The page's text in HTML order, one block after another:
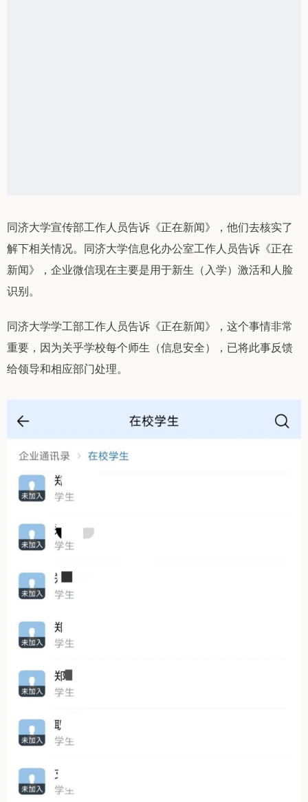
同济大学宣传部工作人员告诉《正在新闻》，他们去核实了
解下相关情况。同济大学信息化办公室工作人员告诉《正在
新闻》，企业微信现在主要是用于新生（入学）激活和人脸
识别。
同济大学学工部工作人员告诉《正在新闻》，这个事情非常
重要，因为关乎学校每个师生（信息安全），已将此事反馈
给领导和相应部门处理。